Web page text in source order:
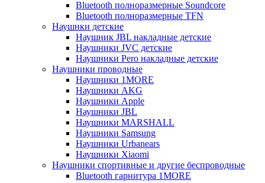
Bluetooth полноразмерные Soundcore
Bluetooth полноразмерные TFN
Наушнки детские
Наушник JBL накладные детские
Наушники JVC детские
Наушники Pero накладные детские
Наушники проводные
Наушники 1MORE
Наушники AKG
Наушники Apple
Наушники JBL
Наушники MARSHALL
Наушники Samsung
Наушники Urbanears
Наушники Xiaomi
Наушники спортивные и другие беспроводные
Bluetooth гарнитура 1MORE